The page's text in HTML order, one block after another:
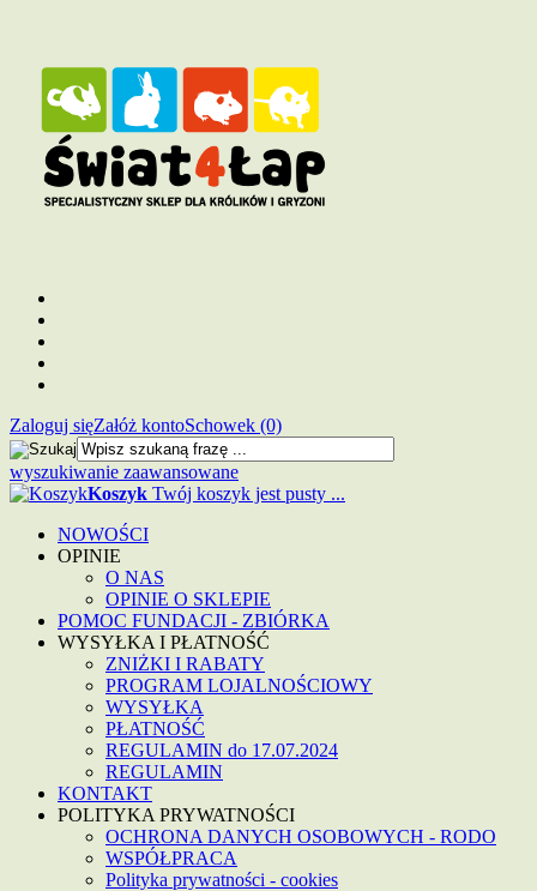
Zaloguj sięZałóż kontoSchowek (0)
wyszukiwanie zaawansowane
Koszyk Twój koszyk jest pusty ...
NOWOŚCI
OPINIE
O NAS
OPINIE O SKLEPIE
POMOC FUNDACJI - ZBIÓRKA
WYSYŁKA I PŁATNOŚĆ
ZNIŻKI I RABATY
PROGRAM LOJALNOŚCIOWY
WYSYŁKA
PŁATNOŚĆ
REGULAMIN do 17.07.2024
REGULAMIN
KONTAKT
POLITYKA PRYWATNOŚCI
OCHRONA DANYCH OSOBOWYCH - RODO
WSPÓŁPRACA
Polityka prywatności - cookies